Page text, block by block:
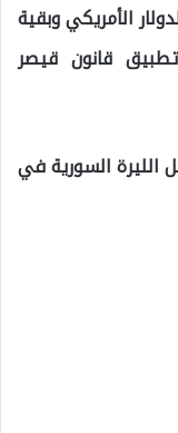
الأمريكي وبقية
تطبيق قانون قيصر
السورية في